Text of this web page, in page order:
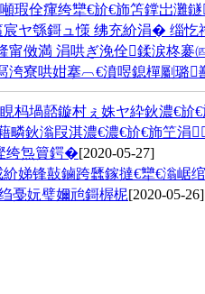
瑕佺瘒绔犫€斺€斾笘鐣岀灘
ヤ綔鎶ュ憡 绋充紒涓� 缁
甯傚満 涓哄ぎ浼佺鍒涙柊褰
洿寮哄姏搴︹€濆喅鎴樿劚璐
杩堝嚭鏇村ぇ姝ヤ紣鈥濃€
疄鈥滃叚淇濃€濃€斺€斾笁涓
绔炰簤鍔�[2020-05-27]
娣锋敼鏀跨瓥鎵撻€犫€滃崌
戞妧璧嬭兘鎶楃柅[2020-05-26]